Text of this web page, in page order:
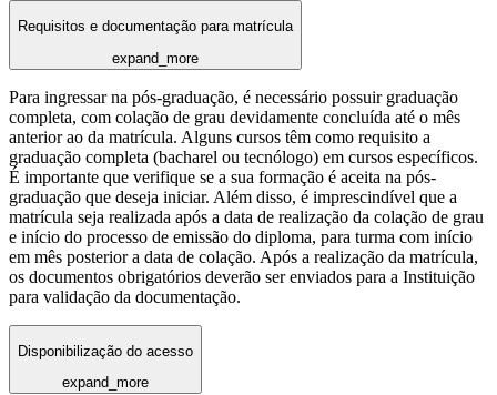
Requisitos e documentação para matrícula
expand_more
Para ingressar na pós-graduação, é necessário possuir graduação
completa, com colação de grau devidamente concluída até o mês
anterior ao da matrícula. Alguns cursos têm como requisito a
graduação completa (bacharel ou tecnólogo) em cursos específicos.
É importante que verifique se a sua formação é aceita na pós-
graduação que deseja iniciar. Além disso, é imprescindível que a
matrícula seja realizada após a data de realização da colação de grau
e início do processo de emissão do diploma, para turma com início
em mês posterior a data de colação. Após a realização da matrícula,
os documentos obrigatórios deverão ser enviados para a Instituição
para validação da documentação.
Disponibilização do acesso
expand_more